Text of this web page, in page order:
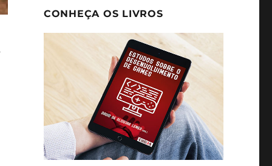
CONHEÇA OS LIVROS